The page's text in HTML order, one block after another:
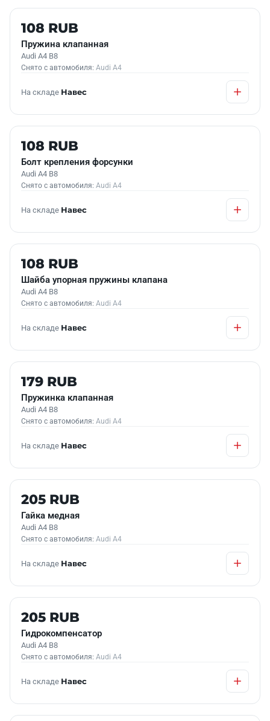
Б/У В НАЛИЧИИ
108 RUB
Пружина клапанная
Audi A4 B8
Снято с автомобиля: Audi A4
На складе Навес
Б/У В НАЛИЧИИ
108 RUB
Болт крепления форсунки
Audi A4 B8
Снято с автомобиля: Audi A4
На складе Навес
Б/У В НАЛИЧИИ
108 RUB
Шайба упорная пружины клапана
Audi A4 B8
Снято с автомобиля: Audi A4
На складе Навес
Б/У В НАЛИЧИИ
179 RUB
Пружинка клапанная
Audi A4 B8
Снято с автомобиля: Audi A4
На складе Навес
Б/У В НАЛИЧИИ
205 RUB
Гайка медная
Audi A4 B8
Снято с автомобиля: Audi A4
На складе Навес
Б/У В НАЛИЧИИ
205 RUB
Гидрокомпенсатор
Audi A4 B8
Снято с автомобиля: Audi A4
На складе Навес